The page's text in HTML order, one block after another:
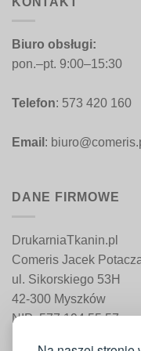
Biuro obsługi:
pon.–pt. 9:00–15:30
Telefon: 573 420 160
Email :
DANE FIRMOWE
DrukarniaTkanin.pl
Comeris Jacek
ul. Sikorskiego 53H
42-300 Myszków
NIP: 577 194 55 57